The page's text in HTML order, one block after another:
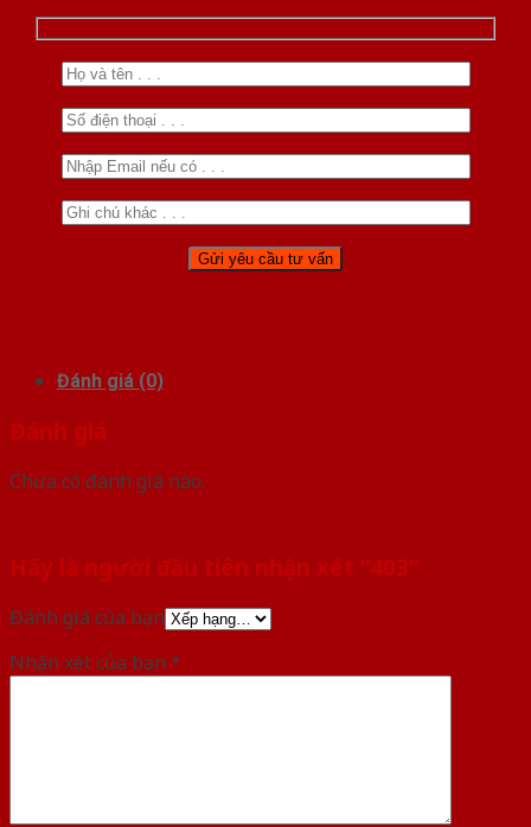
Đánh giá (0)
Đánh giá
Chưa có đánh giá nào.
Hãy là người đầu tiên nhận xét “403”
Đánh giá của bạn
Nhận xét của bạn *